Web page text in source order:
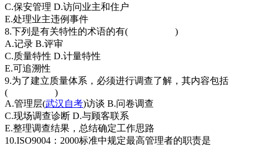
C.保安管理 D.访问业主和住户
E.处理业主违例事件
8.下列是有关特性的术语的有( )
A.记录 B.评审
C.质量特性 D.计量特性
E.可追溯性
9.为了建立质量体系，必须进行调查了解，其内容包括
( )
A.管理层(武汉自考)访谈 B.问卷调查
C.现场调查诊断 D.与顾客联系
E.整理调查结果，总结确定工作思路
10.ISO9004：2000标准中规定最高管理者的职责是